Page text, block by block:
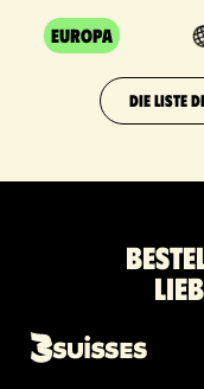
Europa
DIE LISTE